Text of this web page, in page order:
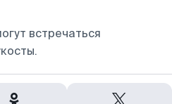
встречаться